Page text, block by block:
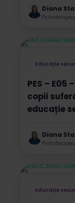
Diana
Educație
PES –
copii
educație
Diana
Educație